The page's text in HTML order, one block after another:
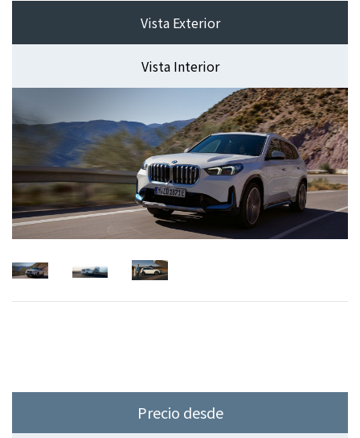
Vista Exterior
Vista Interior
Precio desde